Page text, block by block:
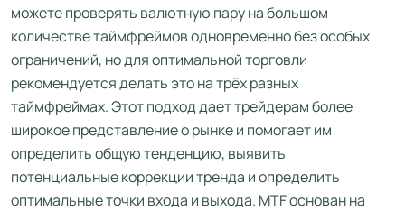
можете проверять валютную пару на большом
количестве таймфреймов одновременно без особых
ограничений, но для оптимальной торговли
рекомендуется делать это на трёх разных
таймфреймах. Этот подход дает трейдерам более
широкое представление о рынке и помогает им
определить общую тенденцию, выявить
потенциальные коррекции тренда и определить
оптимальные точки входа и выхода. MTF основан на